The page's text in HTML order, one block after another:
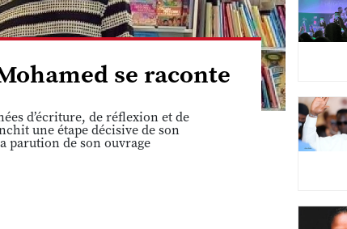
se raconte
d’écriture, de réflexion et de
une étape décisive de son
parution de son ouvrage